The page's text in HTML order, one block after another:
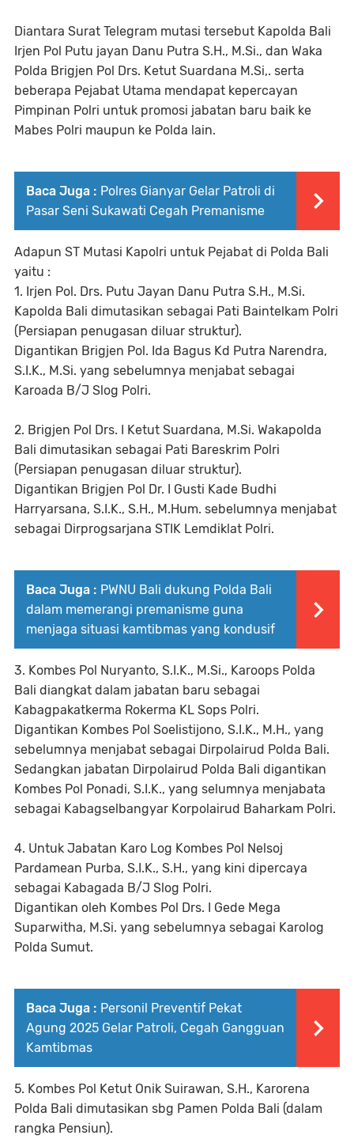
Diantara Surat Telegram mutasi tersebut Kapolda Bali
Irjen Pol Putu jayan Danu Putra S.H., M.Si., dan Waka
Polda Brigjen Pol Drs. Ketut Suardana M.Si,. serta
beberapa Pejabat Utama mendapat kepercayan
Pimpinan Polri untuk promosi jabatan baru baik ke
Mabes Polri maupun ke Polda lain.
Baca Juga : Polres Gianyar Gelar Patroli di
Pasar Seni Sukawati Cegah Premanisme
Adapun ST Mutasi Kapolri untuk Pejabat di Polda Bali
yaitu :
1. Irjen Pol. Drs. Putu Jayan Danu Putra S.H., M.Si.
Kapolda Bali dimutasikan sebagai Pati Baintelkam Polri
(Persiapan penugasan diluar struktur).
Digantikan Brigjen Pol. Ida Bagus Kd Putra Narendra,
S.I.K., M.Si. yang sebelumnya menjabat sebagai
Karoada B/J Slog Polri.
2. Brigjen Pol Drs. I Ketut Suardana, M.Si. Wakapolda
Bali dimutasikan sebagai Pati Bareskrim Polri
(Persiapan penugasan diluar struktur).
Digantikan Brigjen Pol Dr. I Gusti Kade Budhi
Harryarsana, S.I.K., S.H., M.Hum. sebelumnya menjabat
sebagai Dirprogsarjana STIK Lemdiklat Polri.
Baca Juga : PWNU Bali dukung Polda Bali
dalam memerangi premanisme guna
menjaga situasi kamtibmas yang kondusif
3. Kombes Pol Nuryanto, S.I.K., M.Si., Karoops Polda
Bali diangkat dalam jabatan baru sebagai
Kabagpakatkerma Rokerma KL Sops Polri.
Digantikan Kombes Pol Soelistijono, S.I.K., M.H., yang
sebelumnya menjabat sebagai Dirpolairud Polda Bali.
Sedangkan jabatan Dirpolairud Polda Bali digantikan
Kombes Pol Ponadi, S.I.K., yang selumnya menjabata
sebagai Kabagselbangyar Korpolairud Baharkam Polri.
4. Untuk Jabatan Karo Log Kombes Pol Nelsoj
Pardamean Purba, S.I.K., S.H., yang kini dipercaya
sebagai Kabagada B/J Slog Polri.
Digantikan oleh Kombes Pol Drs. I Gede Mega
Suparwitha, M.Si. yang sebelumnya sebagai Karolog
Polda Sumut.
Baca Juga : Personil Preventif Pekat
Agung 2025 Gelar Patroli, Cegah Gangguan
Kamtibmas
5. Kombes Pol Ketut Onik Suirawan, S.H., Karorena
Polda Bali dimutasikan sbg Pamen Polda Bali (dalam
rangka Pensiun).